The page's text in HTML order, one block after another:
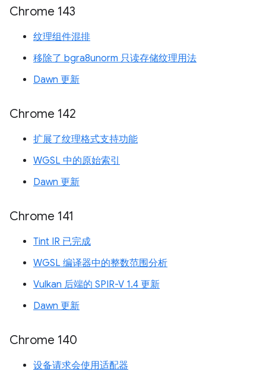
Chrome 143
纹理组件混排
移除了 bgra8unorm 只读存储纹理用法
Dawn 更新
Chrome 142
扩展了纹理格式支持功能
WGSL 中的原始索引
Dawn 更新
Chrome 141
Tint IR 已完成
WGSL 编译器中的整数范围分析
Vulkan 后端的 SPIR-V 1.4 更新
Dawn 更新
Chrome 140
设备请求会使用适配器